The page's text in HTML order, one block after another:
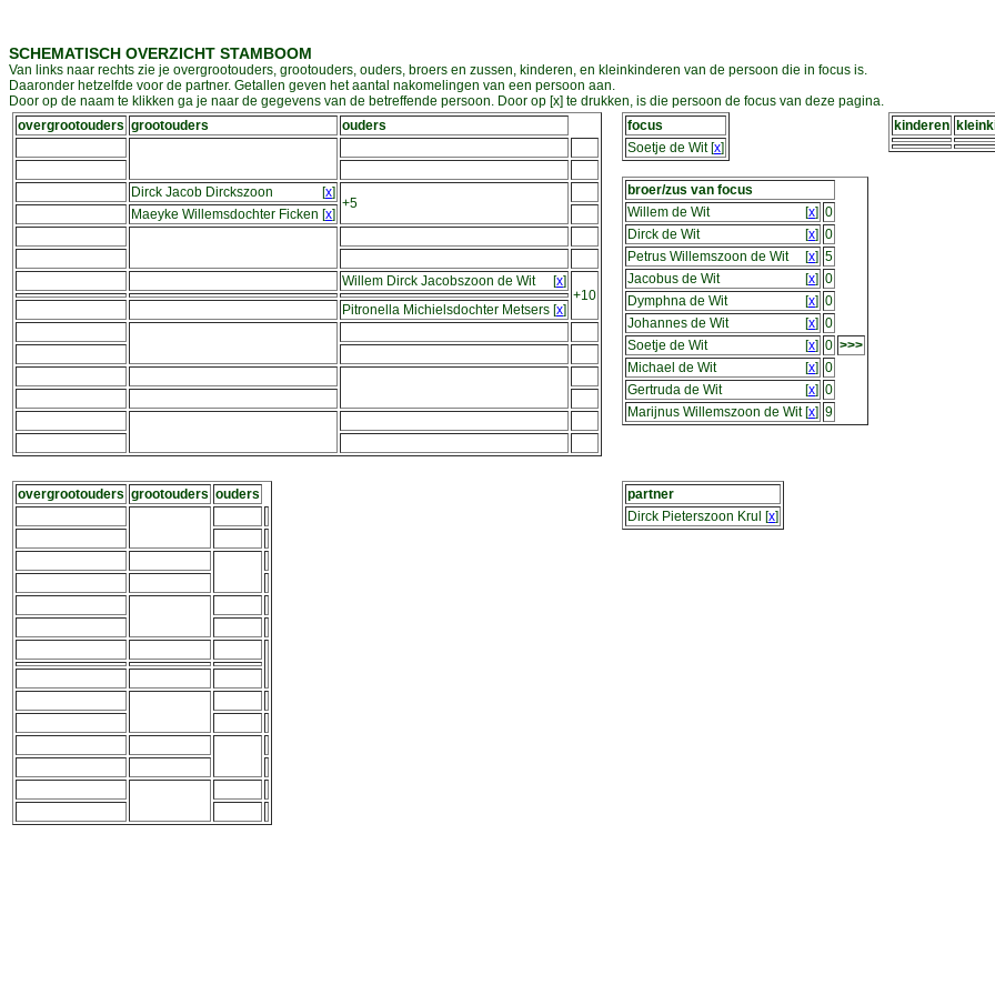
SCHEMATISCH OVERZICHT STAMBOOM
Van links naar rechts zie je overgrootouders, grootouders, ouders, broers en zussen, kinderen, en kleinkinderen van de persoon die in focus is.
Daaronder hetzelfde voor de partner. Getallen geven het aantal nakomelingen van een persoon aan.
Door op de naam te klikken ga je naar de gegevens van de betreffende persoon. Door op [x] te drukken, is die persoon de focus van deze pagina.
overgrootouders grootouders ouders
Dirck Jacob Dirckszoon [x]
+5
Maeyke Willemsdochter Ficken [x]
Willem Dirck Jacobszoon de Wit [x]
+10
Pitronella Michielsdochter Metsers [x]
focus
Soetje de Wit[x]
broer/zus van focus
Willem de Wit
[x] 0
Dirck de Wit
[x] 0
Petrus Willemszoon de Wit
[x] 5
Jacobus de Wit
[x] 0
Dymphna de Wit
[x] 0
Johannes de Wit
[x] 0
Soetje de Wit
[x] 0 >>>
Michael de Wit
[x] 0
Gertruda de Wit
[x] 0
Marijnus Willemszoon de Wit[x] 9
kinderen
overgrootouders grootouders ouders
partner
Dirck Pieterszoon Krul [x]